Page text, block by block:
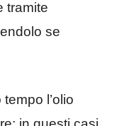
tramite
se
l’olio